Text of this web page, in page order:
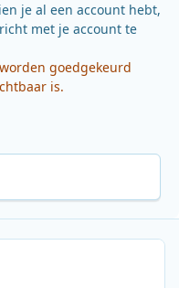
je al een account hebt,
met je account te
goedgekeurd
is.